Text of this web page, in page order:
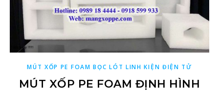
MÚT XỐP PE FOAM BỌC LÓT LINH KIỆN ĐIỆN TỬ
MÚT XỐP PE FOAM ĐỊNH HÌNH